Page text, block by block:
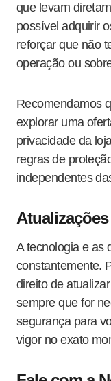
que levam
possível adquirir
reforçar que não
operação ou
Recomendamos
explorar uma
privacidade da
regras de
independentes
A tecnologia e as
constantemente.
direito de
sempre que for
segurança para
vigor no exato